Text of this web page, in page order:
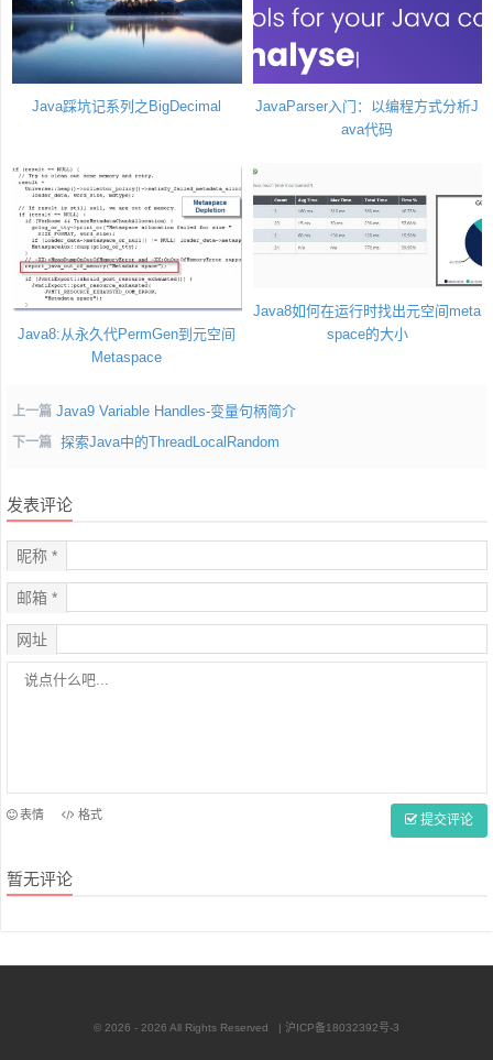
Java踩坑记系列之BigDecimal
JavaParser入门：以编程方式分析J
ava代码
Java8:从永久代PermGen到元空间
Metaspace
Java8如何在运行时找出元空间meta
space的大小
上一篇 Java9 Variable Handles-变量句柄简介
下一篇 探索Java中的ThreadLocalRandom
发表评论
昵称 *
邮箱 *
网址
表情 格式 提交评论
暂无评论
© 2026 - 2026 All Rights Reserved | 沪ICP备18032392号-3